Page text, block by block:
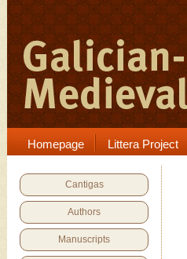
Homepage Littera Project
Cantigas
Authors
Manuscripts